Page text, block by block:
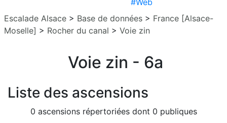
#Web
Escalade Alsace > Base de données > France [Alsace-
Moselle] > Rocher du canal > Voie zin
Voie zin - 6a
Liste des ascensions
0 ascensions répertoriées dont 0 publiques